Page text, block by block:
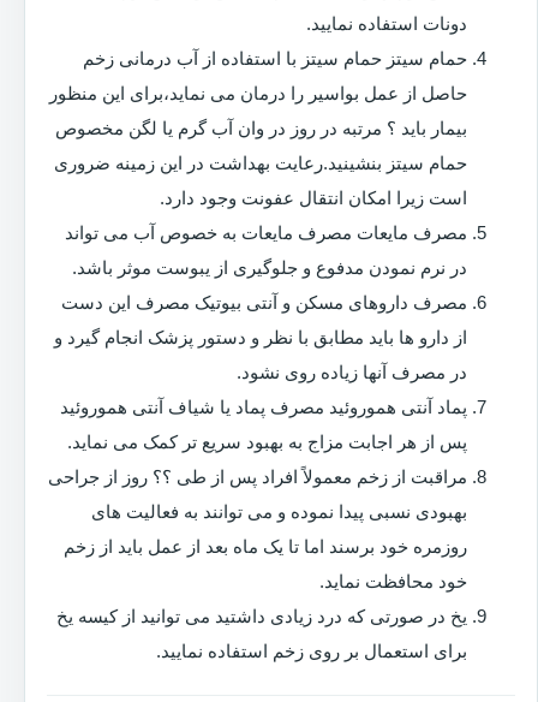
دونات استفاده نمایید.
حمام سیتز حمام سیتز با استفاده از آب درمانی زخم
حاصل از عمل بواسیر را درمان می نماید،برای این منظور
بیمار باید ؟ مرتبه در روز در وان آب گرم یا لگن مخصوص
حمام سیتز بنشینید.رعایت بهداشت در این زمینه ضروری
است زیرا امکان انتقال عفونت وجود دارد.
مصرف مایعات مصرف مایعات به خصوص آب می تواند
در نرم نمودن مدفوع و جلوگیری از یبوست موثر باشد.
مصرف داروهای مسکن و آنتی بیوتیک مصرف این دست
از دارو ها باید مطابق با نظر و دستور پزشک انجام گیرد و
در مصرف آنها زیاده روی نشود.
پماد آنتی هموروئید مصرف پماد یا شیاف آنتی هموروئید
پس از هر اجابت مزاج به بهبود سریع تر کمک می نماید.
مراقبت از زخم معمولاً افراد پس از طی ؟؟ روز از جراحی
بهبودی نسبی پیدا نموده و می توانند به فعالیت های
روزمره خود برسند اما تا یک ماه بعد از عمل باید از زخم
خود محافظت نماید.
یخ در صورتی که درد زیادی داشتید می توانید از کیسه یخ
برای استعمال بر روی زخم استفاده نمایید.